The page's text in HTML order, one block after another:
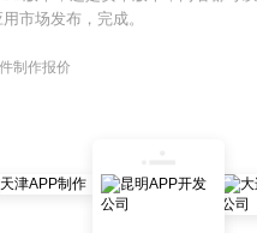
市场发布，完成。
制作报价